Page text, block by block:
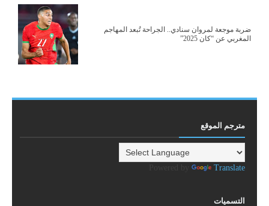
ضربة موجعة لمروان سنادي.. الجراحة تُبعد المهاجم
المغربي عن “كان 2025”
مترجم الموقع
Translate
التسميات